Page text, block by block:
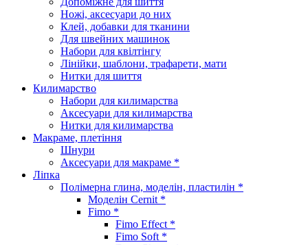
Ножі, аксесуари до них
Клей, добавки для тканини
Для швейних машинок
Набори для квілтінгу
Лінійки, шаблони, трафарети, мати
Нитки для шиття
Килимарство
Набори для килимарства
Аксесуари для килимарства
Нитки для килимарства
Макраме, плетіння
Шнури
Аксесуари для макраме *
Ліпка
Полімерна глина, моделін, пластилін *
Моделін Cernit *
Fimo *
Fimo Effect *
Fimo Soft *